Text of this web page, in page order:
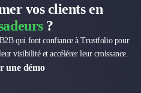
vos clients en
?
qui font confiance à Trustfolio pour
visibilité et accélérer leur croissance.
une démo